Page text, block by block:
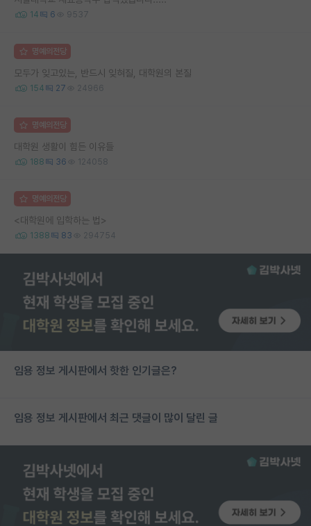
14 6 9537
명예의전당
모두가 잊고있는, 반드시 잊혀질, 대학원의 본질
154 27 24966
명예의전당
대학원 생활이 힘든 이유들
188 36 124058
명예의전당
<대학원에 입학하는 법>
1388 83 294754
임용 정보 게시판에서 핫한 인기글은?
임용 정보 게시판에서 최근 댓글이 많이 달린 글